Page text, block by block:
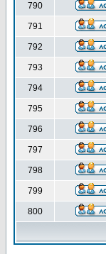
790
791
792
793
794
795
796
797
798
799
800